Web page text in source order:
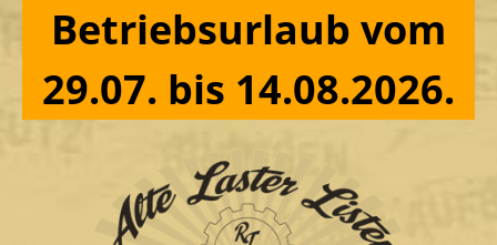
Zum Hauptinhalt springen
Betriebsurlaub vom
29.07. bis 14.08.2026.